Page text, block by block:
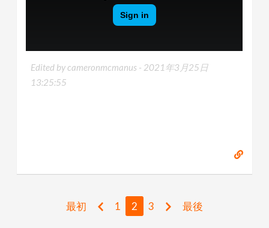
Edited by cameronmcmanus - 2021年3月25日
13:25:55
最初 1 2 3 最後